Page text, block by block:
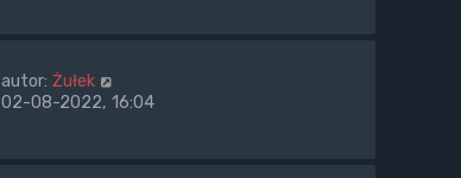
autor: Żułek
02-08-2022, 16:04